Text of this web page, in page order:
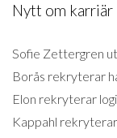
Nytt om karriär
Sofie Zettergren
Borås rekryterar
Elon rekryterar
Kappahl